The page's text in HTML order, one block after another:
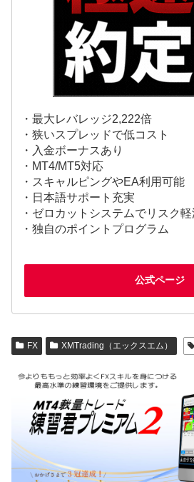
・最大レバレッジ2,222倍
・狭いスプレッドで低コスト
・入金ボーナスあり
・MT4/MT5対応
・スキャルピングやEA利用可能
・日本語サポート充実
・ゼロカットシステムでリスク
・独自のポイントプログラム
公式ページ
FX XMTrading（エックスエム）